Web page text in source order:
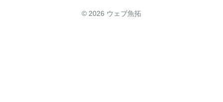
© 2026 ウェブ魚拓